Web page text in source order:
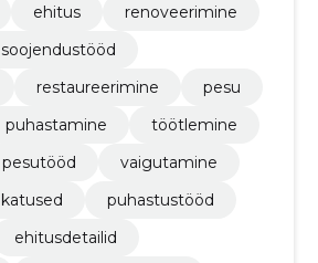
ehitus
renoveerimine
soojendustööd
restaureerimine
pesu
puhastamine
töötlemine
pesutööd
vaigutamine
katused
puhastustööd
ehitusdetailid